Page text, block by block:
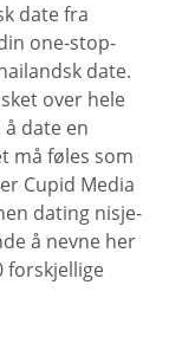
date fra
one-stop-
date.
over hele
date en
må føles som
Cupid Media
dating nisje-
å nevne her
forskjellige